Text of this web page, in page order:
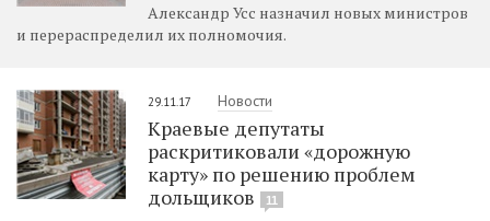
Александр Усс назначил новых министров
и перераспределил их полномочия.
29.11.17 Новости
Краевые депутаты
раскритиковали «дорожную
карту» по решению проблем
дольщиков
11